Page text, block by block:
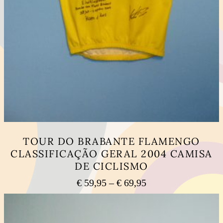
TOUR DO BRABANTE FLAMENGO
CLASSIFICAÇÃO GERAL 2004 CAMISA
DE CICLISMO
€ 59,95 – € 69,95Price
range: